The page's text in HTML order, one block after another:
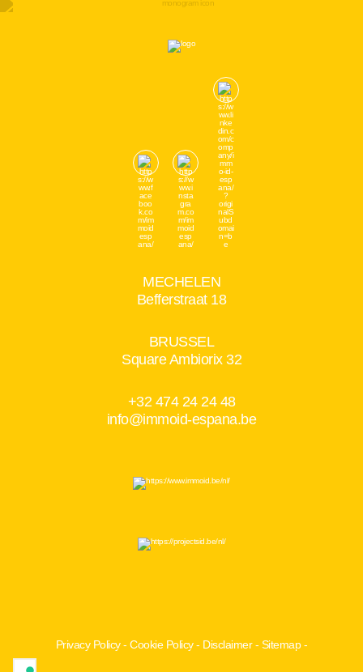
MECHELEN
Befferstraat 18
BRUSSEL
Square Ambiorix 32
+32 474 24 24 48
info@immoid-espana.be
Privacy Policy-Cookie Policy- Disclaimer- Sitemap-